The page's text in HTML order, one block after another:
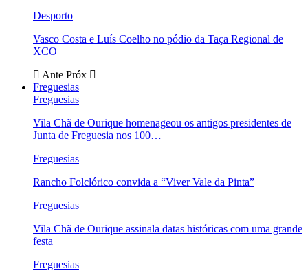
Desporto
Vasco Costa e Luís Coelho no pódio da Taça Regional de
XCO
Ante Próx
Freguesias
Freguesias
Vila Chã de Ourique homenageou os antigos presidentes de
Junta de Freguesia nos 100…
Freguesias
Rancho Folclórico convida a “Viver Vale da Pinta”
Freguesias
Vila Chã de Ourique assinala datas históricas com uma grande
festa
Freguesias